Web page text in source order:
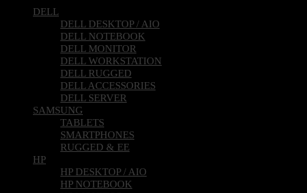
DELL
DELL DESKTOP / AIO
DELL NOTEBOOK
DELL MONITOR
DELL WORKSTATION
DELL RUGGED
DELL ACCESSORIES
DELL SERVER
SAMSUNG
TABLETS
SMARTPHONES
RUGGED & EE
HP
HP DESKTOP / AIO
HP NOTEBOOK